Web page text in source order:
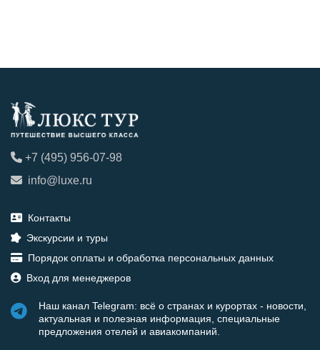
+7 (495) 956-07-98
info@luxe.ru
Контакты
Экскурсии и туры
Порядок оплаты и обработка персональных данных
Вход для менеджеров
Наш канал Telegram: всё о странах и курортах - новости,
актуальная и полезная информация, специальные
предложения отелей и авиакомпаний.